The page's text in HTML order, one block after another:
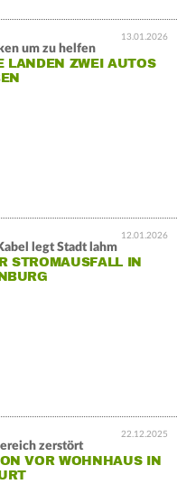
13.01.2026
um zu helfen
LANDEN ZWEI AUTOS
12.01.2026
legt Stadt lahm
STROMAUSFALL IN N
22.12.2025
zerstört
VOR WOHNHAUS IN